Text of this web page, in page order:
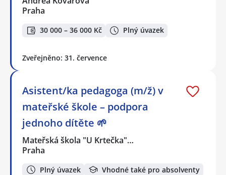
Praha
30 000 – 36 000 Kč Plný úvazek
Zveřejněno: 31. července
Asistent/ka pedagoga (m/ž) v
mateřské škole – podpora
jednoho dítěte 🌱
Mateřská škola "U Krtečka"…
Praha
Plný úvazek Vhodné také pro absolventy